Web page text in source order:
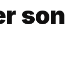
son